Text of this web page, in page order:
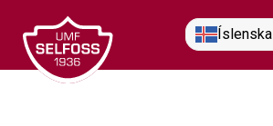
efni
Íslenska